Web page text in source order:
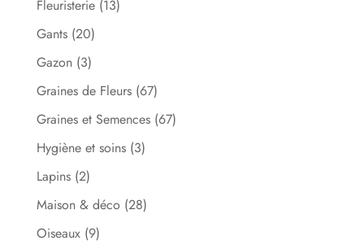
Fleuristerie (13)
Gants (20)
Gazon (3)
Graines de Fleurs (67)
Graines et Semences (67)
Hygiène et soins (3)
Lapins (2)
Maison & déco (28)
Oiseaux (9)